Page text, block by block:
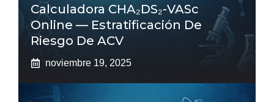
Calculadora CHA₂DS₂-VASc
Online — Estratificación De
Riesgo De ACV
noviembre 19, 2025